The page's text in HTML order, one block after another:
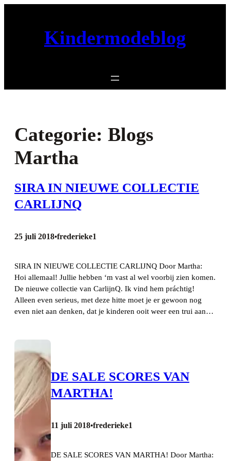
Kindermodeblog
Categorie: Blogs
Martha
SIRA IN NIEUWE COLLECTIE
CARLIJNQ
25 juli 2018•frederieke1
SIRA IN NIEUWE COLLECTIE CARLIJNQ Door Martha:
Hoi allemaal! Jullie hebben ‘m vast al wel voorbij zien komen.
De nieuwe collectie van CarlijnQ. Ik vind hem práchtig!
Alleen even serieus, met deze hitte moet je er gewoon nog
even niet aan denken, dat je kinderen ooit weer een trui aan…
DE SALE SCORES VAN
MARTHA!
11 juli 2018•frederieke1
DE SALE SCORES VAN MARTHA! Door Martha: